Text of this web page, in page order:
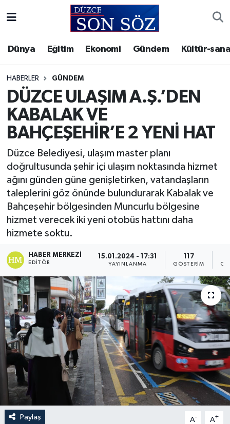
Dünya Eğitim Ekonomi Gündem Kültür-
HABERLER GÜNDEM
DÜZCE ULAŞIM A.Ş.’DEN
KABALAK VE
BAHÇEŞEHİR’E 2 YENİ HAT
Düzce Belediyesi, ulaşım master planı
doğrultusunda şehir içi ulaşım noktasında hizmet
ağını günden güne genişletirken, vatandaşların
taleplerini göz önünde bulundurarak Kabalak ve
Bahçeşehir bölgesinden Muncurlu bölgesine
hizmet verecek iki yeni otobüs hattını daha
hizmete soktu.
HABER MERKEZI
EDITÖR
15.01.2024 - 17:31
YAYINLANMA
117
GÖSTERIM
Paylaş A- A+
Gizlilik Sözleşmesi
İletişim
Künye
Video Galeri
Akçakoca Hava Durumu
Akçakoca Trafik Yoğunluk Haritası
Süper Lig Puan Durumu ve Fikstür
Tüm Manşetler
Son Dakika Haberleri
Haber Arşivi